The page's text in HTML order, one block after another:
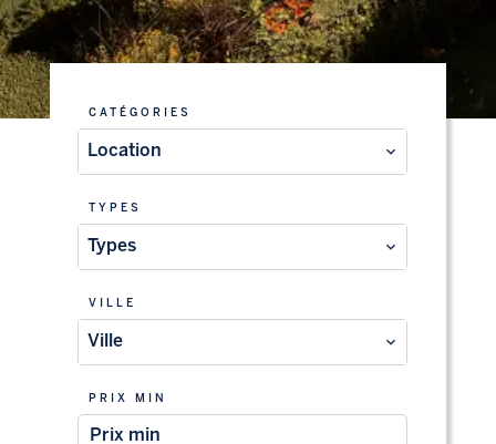
CATÉGORIES
Location
TYPES
Types
VILLE
Ville
PRIX MIN